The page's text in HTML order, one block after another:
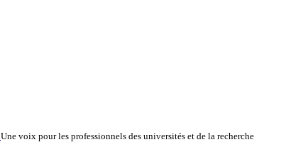
Une voix pour les professionnels des universités et de la recherche